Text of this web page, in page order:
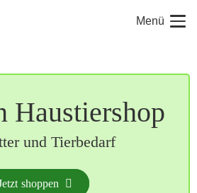
Menü
Haustiershop
und Tierbedarf
shoppen